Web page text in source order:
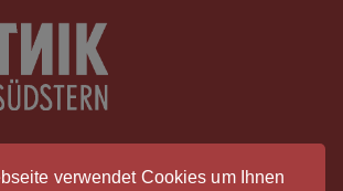
verwendet Cookies um Ihnen